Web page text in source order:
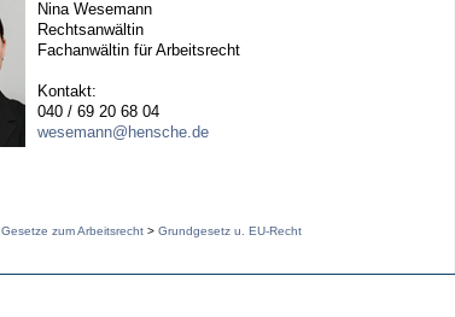
Nina Wesemann
Rechtsanwältin
Fachanwältin für Arbeitsrecht
Kontakt:
040 / 69 20 68 04
wesemann@hensche.de
Gesetze zum Arbeitsrecht > Grundgesetz u. EU-Recht